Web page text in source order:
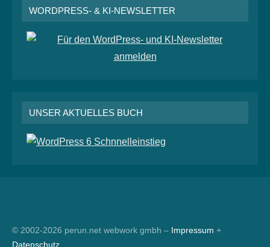
WORDPRESS- & KI-NEWSLETTER
UNSER AKTUELLES BUCH
© 2002-2026 perun.net webwork gmbh – Impressum +
Datenschutz